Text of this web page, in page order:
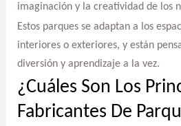
imaginación y la creatividad de los
Estos parques se adaptan a los
interiores o exteriores, y están
diversión y aprendizaje a la vez.
¿Cuáles Son Los
Fabricantes De